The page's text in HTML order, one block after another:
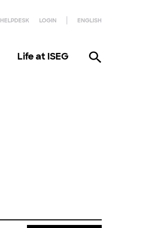
HELPDESK LOGIN ENGLISH
Life at ISEG